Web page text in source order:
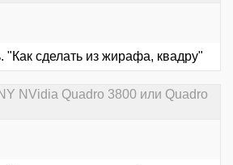
"Как сделать из жирафа, квадру"
NVidia Quadro 3800 или Quadro